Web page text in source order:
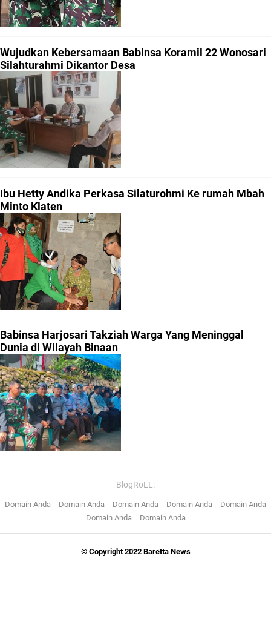
Wujudkan Kebersamaan Babinsa Koramil 22 Wonosari
Silahturahmi Dikantor Desa
Ibu Hetty Andika Perkasa Silaturohmi Ke rumah Mbah
Minto Klaten
Babinsa Harjosari Takziah Warga Yang Meninggal
Dunia di Wilayah Binaan
BlogRoLL:
Domain Anda Domain Anda Domain Anda Domain Anda
Domain Anda
Domain Anda
Domain Anda
© Copyright 2022 Baretta News